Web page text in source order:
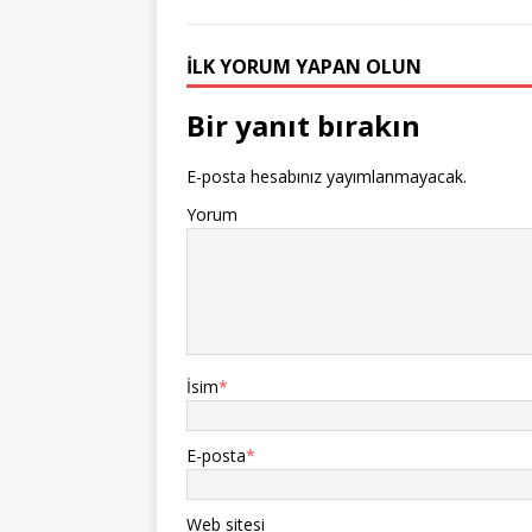
İLK YORUM YAPAN OLUN
Bir yanıt bırakın
E-posta hesabınız yayımlanmayacak.
Yorum
İsim*
E-posta*
Web sitesi